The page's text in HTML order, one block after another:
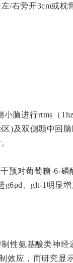
/右旁开3cm或枕
小脑进行rtms（
)及双侧颞中回
预对葡萄糖-6-
g6pd、glt-1明显
性氨基酸类神
效应，而研究